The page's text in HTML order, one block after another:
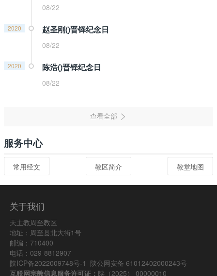
08/22
2020 赵圣刚()晋铎纪念日
08/22
2020 陈浩()晋铎纪念日
08/22
服务中心
常用经文 教区简介 教堂地图
关于我们
天主教周至教区
地址：周至县北大街1号
邮编：710400
电话：029-8812907
陕ICP备2022009748号-1 陕公网安备 61012402000243号
互联网宗教信息服务许可证： 陕（2025） 00000010